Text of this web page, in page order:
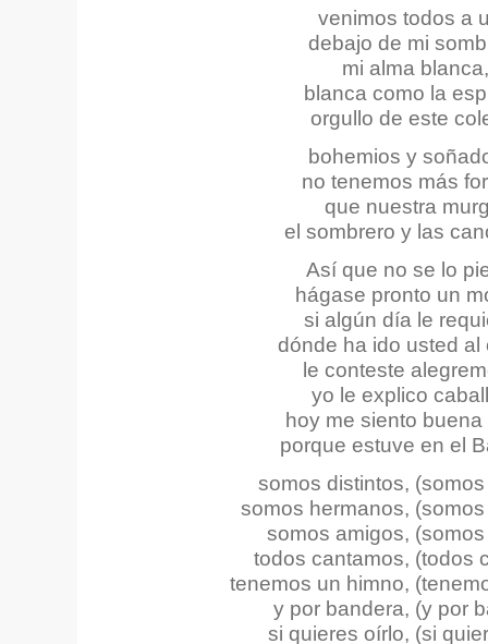
venimos todos a
debajo de mi
mi alma blanca,
blanca como la
orgullo de este
bohemios y
no tenemos más
que nuestra
el sombrero y las
Así que no se lo
hágase pronto un
si algún día le
dónde ha ido usted al
le conteste
yo le explico
hoy me siento buena
porque estuve en el
somos distintos,
somos hermanos,
somos amigos,
todos cantamos, (todos
tenemos un himno,
y por bandera, (y por
si quieres oírlo, (si